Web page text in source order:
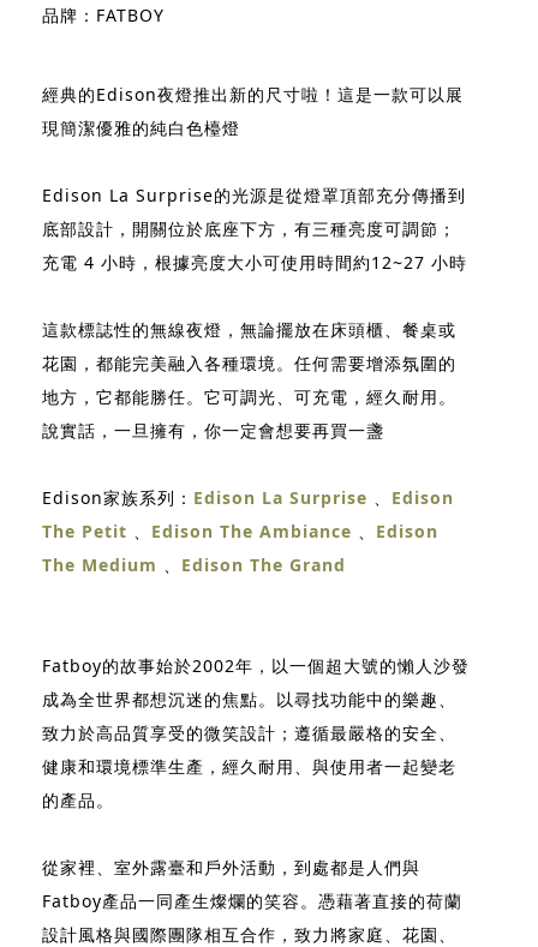
品牌：FATBOY
經典的Edison夜燈推出新的尺寸啦！這是一款可以展
現簡潔優雅的純白色檯燈
Edison La Surprise的光源是從燈罩頂部充分傳播到
底部設計，開關位於底座下方，有三種亮度可調節；
充電 4 小時，根據亮度大小可使用時間約12~27 小時
這款標誌性的無線夜燈，無論擺放在床頭櫃、餐桌或
花園，都能完美融入各種環境。任何需要增添氛圍的
地方，它都能勝任。它可調光、可充電，經久耐用。
說實話，一旦擁有，你一定會想要再買一盞
Edison家族系列： Edison La Surprise 、 Edison
The Petit 、 Edison The Ambiance 、 Edison
The Medium 、 Edison The Grand
Fatboy的故事始於2002年，以一個超大號的懶人沙發
成為全世界都想沉迷的焦點。以尋找功能中的樂趣、
致力於高品質享受的微笑設計；遵循最嚴格的安全、
健康和環境標準生產，經久耐用、與使用者一起變老
的產品。
從家裡、室外露臺和戶外活動，到處都是人們與
Fatboy產品一同產生燦爛的笑容。憑藉著直接的荷蘭
設計風格與國際團隊相互合作，致力將家庭、花園、